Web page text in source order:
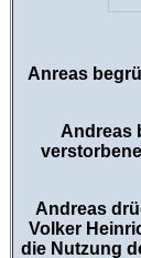
Anreas
Andreas
Andreas
Volker
die Nutzung